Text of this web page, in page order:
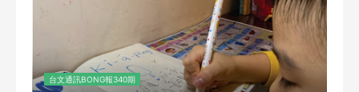
台文通訊BONG報340期